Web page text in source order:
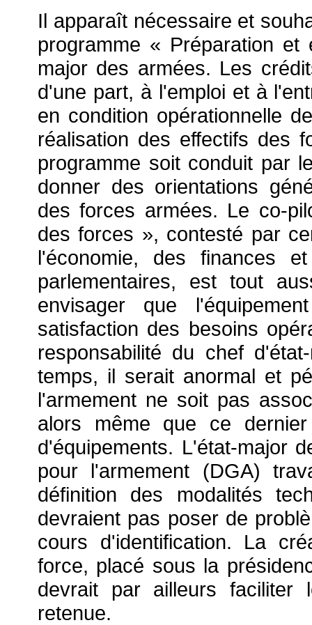
Il apparaît nécessaire et
programme « Préparation
major des armées. Les
d'une part, à l'emploi et à
en condition opérationnelle
réalisation des effectifs des
programme soit conduit par
donner des orientations
des forces armées. Le co-
des forces », contesté par
l'économie, des finances
parlementaires, est tout
envisager que
satisfaction des besoins
responsabilité du chef
temps, il serait anormal et
l'armement ne soit pas
alors même que ce dernier
d'équipements. L'état-major
pour l'armement (DGA)
définition des modalités
devraient pas poser de
cours d'identification. La
force, placé sous la
devrait par ailleurs faciliter
retenue.